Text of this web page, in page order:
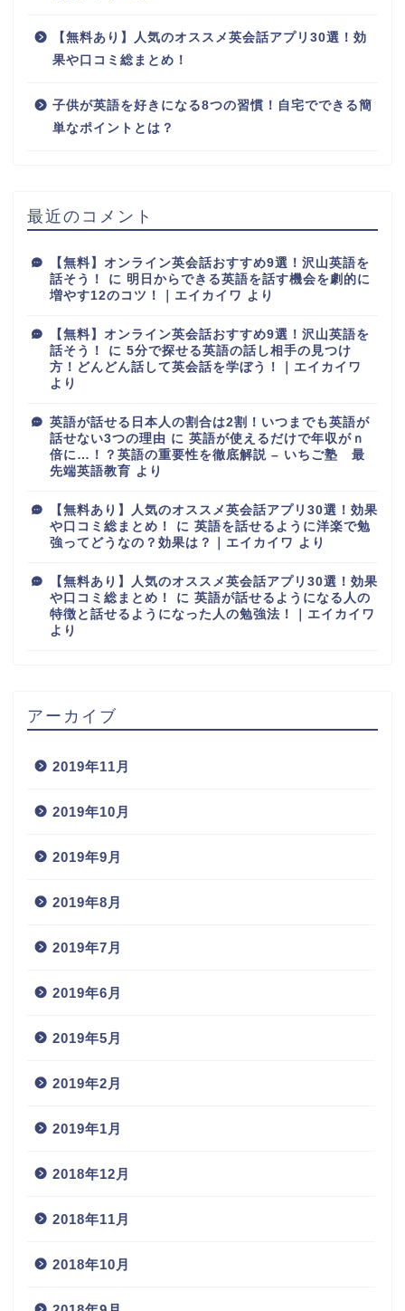
【無料あり】人気のオススメ英会話アプリ30選！効
果や口コミ総まとめ！
子供が英語を好きになる8つの習慣！自宅でできる簡
単なポイントとは？
最近のコメント
【無料】オンライン英会話おすすめ9選！沢山英語を
話そう！
に 明日からできる英語を話す機会を劇的に
増やす12のコツ！｜エイカイワ より
【無料】オンライン英会話おすすめ9選！沢山英語を
話そう！
に 5分で探せる英語の話し相手の見つけ
方！どんどん話して英会話を学ぼう！｜エイカイワ
より
英語が話せる日本人の割合は2割！いつまでも英語が
話せない3つの理由 に 英語が使えるだけで年収がｎ
倍に…！？英語の重要性を徹底解説 – いちご塾 最
先端英語教育 より
【無料あり】人気のオススメ英会話アプリ30選！効果
や口コミ総まとめ！
に 英語を話せるように洋楽で勉
強ってどうなの？効果は？｜エイカイワ より
【無料あり】人気のオススメ英会話アプリ30選！効果
や口コミ総まとめ！
に 英語が話せるようになる人の
特徴と話せるようになった人の勉強法！｜エイカイワ
より
アーカイブ
2019年11月
2019年10月
2019年9月
2019年8月
2019年7月
2019年6月
2019年5月
2019年2月
2019年1月
2018年12月
2018年11月
2018年10月